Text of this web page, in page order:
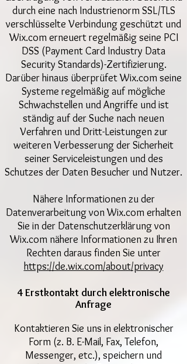
durch eine nach Industrienorm SSL/TLS
verschlüsselte Verbindung geschützt und
Wix.com erneuert regelmäßig seine PCI
DSS (Payment Card Industry Data
Security Standards)-Zertifizierung.
Darüber hinaus überprüfet Wix.com seine
Systeme regelmäßig auf mögliche
Schwachstellen und Angriffe und ist
ständig auf der Suche nach neuen
Verfahren und Dritt-Leistungen zur
weiteren Verbesserung der Sicherheit
seiner Serviceleistungen und des
Schutzes der Daten Besucher und Nutzer.
Nähere Informationen zu der
Datenverarbeitung von Wix.com erhalten
Sie in der Datenschutzerklärung von
Wix.com nähere Informationen zu Ihren
Rechten daraus finden Sie unter
https://de.wix.com/about/privacy
4 Erstkontakt durch elektronische
Anfrage
Kontaktieren Sie uns in elektronischer
Form (z. B. E-Mail, Fax, Telefon,
Messenger, etc.), speichern und